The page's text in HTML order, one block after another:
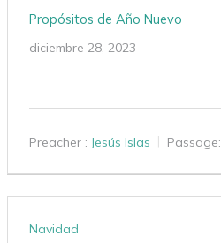
Propósitos de Año Nuevo
diciembre 28, 2023
Preacher : Jesús Islas Passage:
Navidad